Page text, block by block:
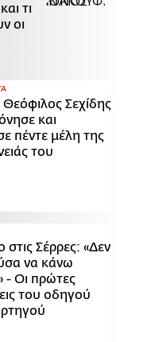
τι
οι
Σεχίδης
και
πέντε μέλη της
του
στις Σέρρες: «Δεν
να κάνω
- Οι πρώτες
του οδηγού